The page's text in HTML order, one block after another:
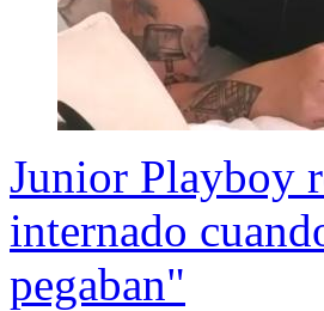
Junior Playboy
internado
pegaban"